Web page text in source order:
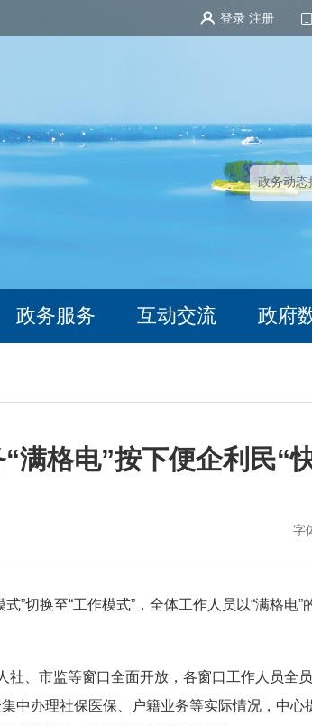
登录 注册
政务服务 互动交流 政府
满格电”按下便企利民“
字
”切换至“工作模式”，全体工作人员以“满格电
社、市监等窗口全面开放，各窗口工作人员全
中办理社保医保、户籍业务等实际情况，中心